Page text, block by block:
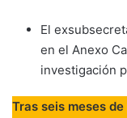
El
en el Anexo
investigación
Tras seis meses